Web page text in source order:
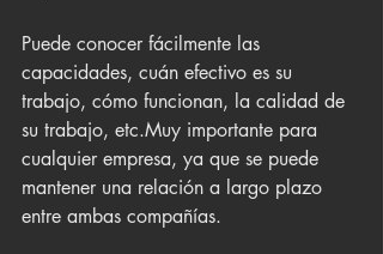
Puede conocer fácilmente las
capacidades, cuán efectivo es su
trabajo, cómo funcionan, la calidad de
su trabajo, etc.Muy importante para
cualquier empresa, ya que se puede
mantener una relación a largo plazo
entre ambas compañías.